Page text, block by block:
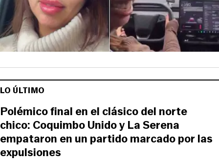
LO ÚLTIMO
Polémico final en el clásico del norte
chico: Coquimbo Unido y La Serena
empataron en un partido marcado por las
expulsiones